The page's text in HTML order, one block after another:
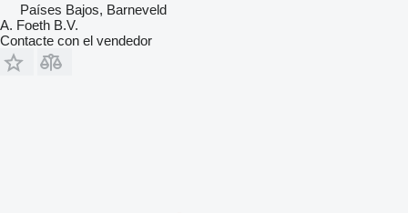
Países Bajos, Barneveld
A. Foeth B.V.
Contacte con el vendedor